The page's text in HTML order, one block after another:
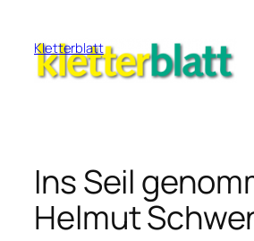
Inhalt
springen
Kletterblatt
Ins Seil
Helmut